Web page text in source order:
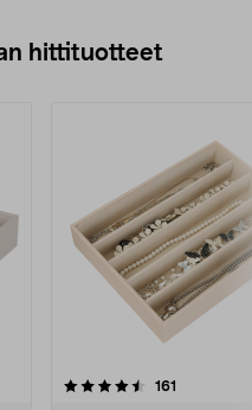
hittituotteet
161
4.5 viidestä